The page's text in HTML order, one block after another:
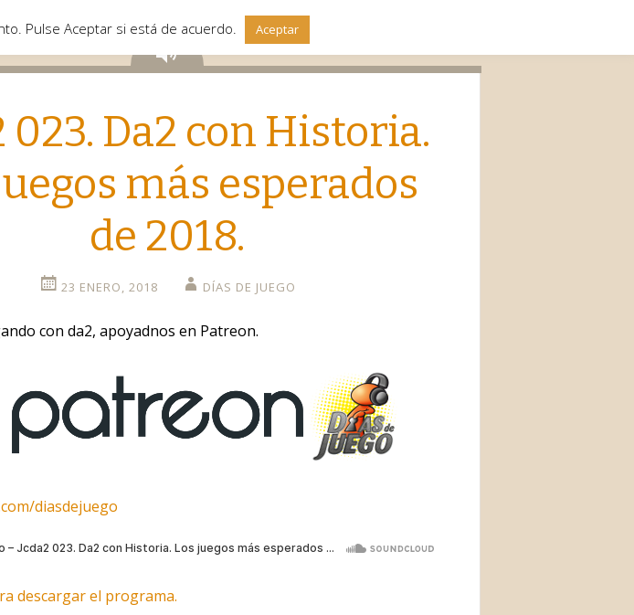
Audio
023. Da2 con Historia.
más esperados
de 2018.
23 ENERO, 2018 DÍAS DE JUEGO
con da2, apoyadnos en Patreon.
diasdejuego
descargar el programa.
Pulse Aceptar si está de acuerdo. Aceptar